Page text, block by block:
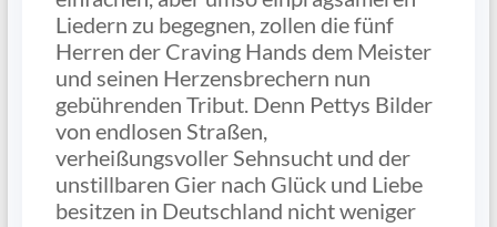
Liedern zu begegnen, zollen die fünf
Herren der Craving Hands dem Meister
und seinen Herzensbrechern nun
gebührenden Tribut. Denn Pettys Bilder
von endlosen Straßen,
verheißungsvoller Sehnsucht und der
unstillbaren Gier nach Glück und Liebe
besitzen in Deutschland nicht weniger